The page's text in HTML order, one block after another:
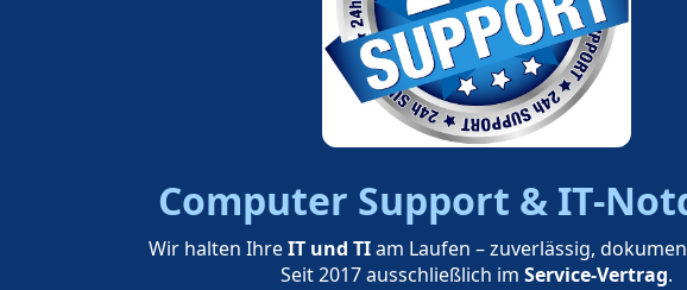
Computer Support & IT-
Wir halten IhreIT und TIam Laufen – zuverlässig,
Seit 2017 ausschließlich im Service-Vertrag.